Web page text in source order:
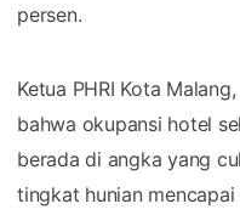
persen.
Ketua PHRI Kota
bahwa okupansi hotel
berada di angka yang
tingkat hunian